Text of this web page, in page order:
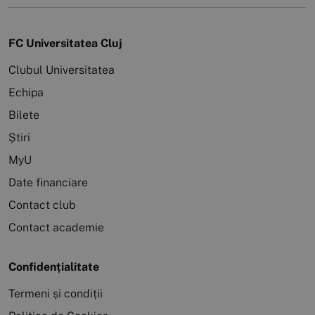
FC Universitatea Cluj
Clubul Universitatea
Echipa
Bilete
Știri
MyU
Date financiare
Contact club
Contact academie
Confidențialitate
Termeni și condiții